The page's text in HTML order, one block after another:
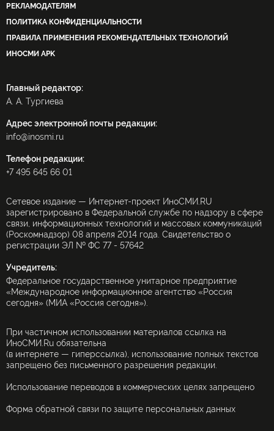
РЕКЛАМОДАТЕЛЯМ
ПОЛИТИКА КОНФИДЕНЦИАЛЬНОСТИ
ПРАВИЛА ПРИМЕНЕНИЯ РЕКОМЕНДАТЕЛЬНЫХ ТЕХНОЛОГИЙ
ИНОСМИ APK
Главный редактор:
А. А. Тургиева
Адрес электронной почты редакции:
info@inosmi.ru
Телефон редакции:
+7 495 645 66 01
Сетевое издание — Интернет-проект ИноСМИ.RU
зарегистрировано в Федеральной службе по надзору в сфере
связи, информационных технологий и массовых коммуникаций
(Роскомнадзор) 08 апреля 2014 года. Свидетельство о
регистрации ЭЛ № ФС 77 - 57642
Учредитель:
Федеральное государственное унитарное предприятие
«Международное информационное агентство «Россия
сегодня» (МИА «Россия сегодня»).
При частичном использовании материалов ссылка на
ИноСМИ.Ru обязательна
(в интернете — гиперссылка), использование полных текстов
запрещено без письменного разрешения редакции.
Использование переводов в коммерческих целях запрещено
Форма обратной связи по защите персональных данных